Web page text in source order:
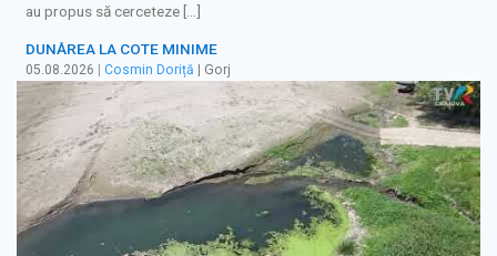
au propus să cerceteze […]
DUNĂREA LA COTE MINIME
05.08.2026 Cosmin Doriță | Gorj